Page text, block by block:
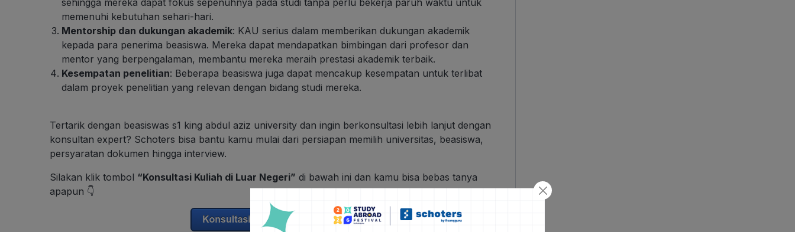
memenuhi kebutuhan sehari-hari.
Mentorship dan dukungan akademik: KAU serius dalam memberikan dukungan akademik
kepada para penerima beasiswa. Mereka dapat mendapatkan bimbingan dari profesor dan
mentor yang berpengalaman, membantu mereka meraih prestasi akademik terbaik.
Kesempatan penelitian: Beberapa beasiswa juga dapat mencakup kesempatan untuk terlibat
dalam proyek penelitian yang relevan dengan bidang studi mereka.
Tertarik dengan beasiswas s1 king abdul aziz university dan ingin berkonsultasi lebih lanjut dengan
konsultan expert? Schoters bisa bantu kamu mulai dari persiapan memilih universitas, beasiswa,
persyaratan dokumen hingga interview.
Silakan klik tombol “Konsultasi Kuliah di Luar Negeri” di bawah ini dan kamu bisa bebas tanya
apapun 👇